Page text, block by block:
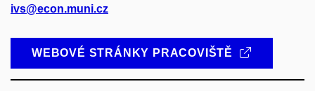
ivs@econ.muni.cz
WEBOVÉ STRÁNKY PRACOVIŠTĚ